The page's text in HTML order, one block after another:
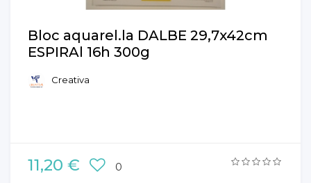
Bloc aquarel.la DALBE 29,7x42cm
ESPIRAl 16h 300g
Creativa
11,20 € 0